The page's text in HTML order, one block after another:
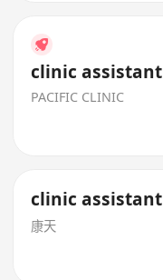
clinic assistant
PACIFIC CLINIC
clinic assistant
康天